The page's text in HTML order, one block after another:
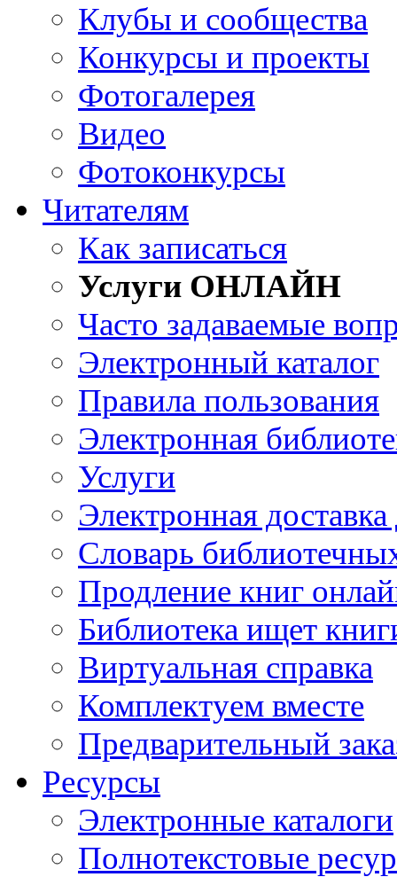
Клубы и сообщества
Конкурсы и проекты
Фотогалерея
Видео
Фотоконкурсы
Читателям
Как записаться
Услуги ОНЛАЙН
Часто задаваемые
Электронный каталог
Правила пользования
Электронная
Услуги
Электронная
Словарь
Продление книг
Библиотека ищет
Виртуальная справка
Комплектуем вместе
Предварительный
Ресурсы
Электронные каталоги
Полнотекстовые